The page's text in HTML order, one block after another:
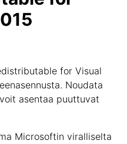
for Visual
Noudata
asentaa puuttuvat
Microsoftin viralliselta